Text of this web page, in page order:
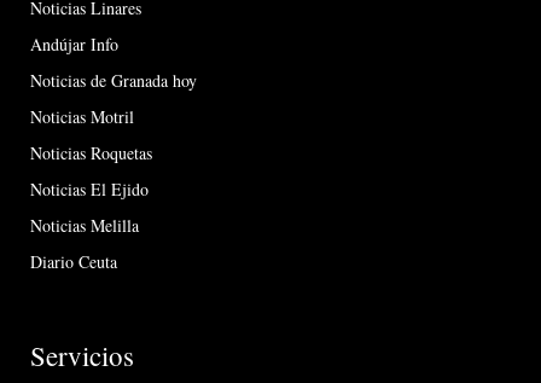
Noticias Linares
Andújar Info
Noticias de Granada hoy
Noticias Motril
Noticias Roquetas
Noticias El Ejido
Noticias Melilla
Diario Ceuta
Servicios